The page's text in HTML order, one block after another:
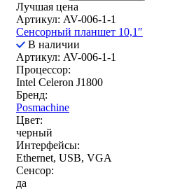
Лучшая цена
Артикул: AV-006-1-1
Сенсорный планшет 10,1″
В наличии
Артикул: AV-006-1-1
Процессор:
Intel Celeron J1800
Бренд:
Posmachine
Цвет:
черный
Интерфейсы:
Ethernet, USB, VGA
Сенсор:
да